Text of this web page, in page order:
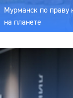
Мурманск по праву
на планете